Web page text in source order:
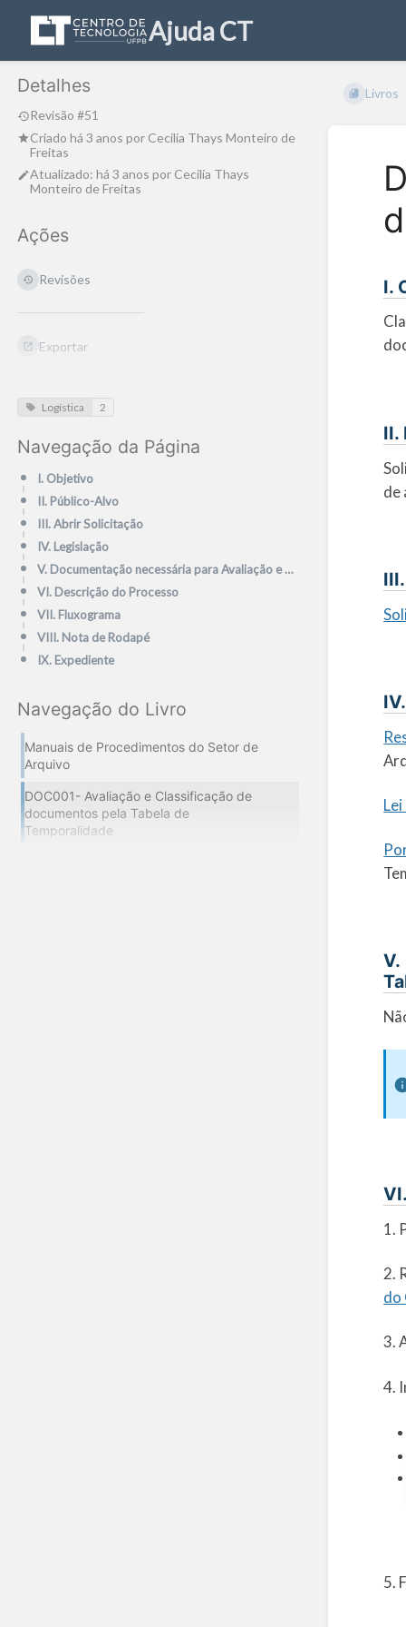
Ajuda CT
Detalhes
Revisão #51
Criado há 3 anos por Cecilia Thays Monteiro de
Freitas
Atualizado: há 3 anos por Cecilia Thays
Monteiro de Freitas
Ações
Revisões
Exportar
Logística 2
Navegação da Página
I. Objetivo
II. Público-Alvo
III. Abrir Solicitação
IV. Legislação
V. Documentação necessária para Avaliação e Classificação de documentos pela Tabela de Temporalidade
VI. Descrição do Processo
VII. Fluxograma
VIII. Nota de Rodapé
IX. Expediente
Navegação do Livro
Manuais de Procedimentos do Setor de
Arquivo
DOC001- Avaliação e Classificação de
documentos pela Tabela de
Temporalidade
Livros
I.
II.
de
1.
2.
do
3.
4.
5.